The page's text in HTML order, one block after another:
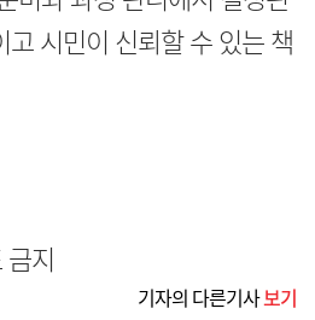
시민이 신뢰할 수 있는 책
지
기자의 다른기사보기